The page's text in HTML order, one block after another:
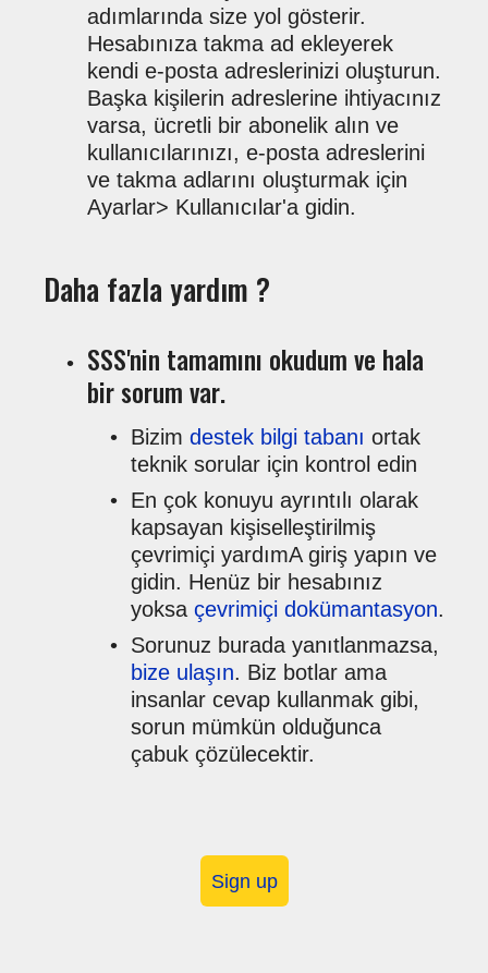
adımlarında size yol gösterir.
Hesabınıza takma ad ekleyerek
kendi e-posta adreslerinizi oluşturun.
Başka kişilerin adreslerine ihtiyacınız
varsa, ücretli bir abonelik alın ve
kullanıcılarınızı, e-posta adreslerini
ve takma adlarını oluşturmak için
Ayarlar> Kullanıcılar'a gidin.
Daha fazla yardım ?
SSS'nin tamamını okudum ve hala
bir sorum var.
Bizim destek bilgi tabanı ortak
teknik sorular için kontrol edin
En çok konuyu ayrıntılı olarak
kapsayan kişiselleştirilmiş
çevrimiçi yardımA giriş yapın ve
gidin. Henüz bir hesabınız
yoksa çevrimiçi dokümantasyon.
Sorunuz burada yanıtlanmazsa,
bize ulaşın. Biz botlar ama
insanlar cevap kullanmak gibi,
sorun mümkün olduğunca
çabuk çözülecektir.
Sign up